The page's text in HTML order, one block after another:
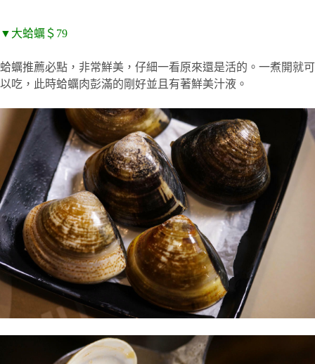
▼大蛤蠣＄79
蛤蠣推薦必點，非常鮮美，仔細一看原來還是活的。一煮開就可
以吃，此時蛤蠣肉彭滿的剛好並且有著鮮美汁液。